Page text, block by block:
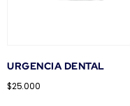
URGENCIA DENTAL
$25.000